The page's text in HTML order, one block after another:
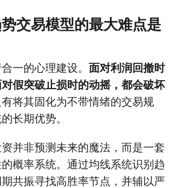
交易模型的最大难点是
一的心理建设。 面对利润回撤时
假突破止损时的动摇，都会破坏
有将其固化为不带情绪的交易规
长期优势。
并非预测未来的魔法，而是一套
概率系统。通过均线系统识别趋
共振寻找高胜率节点，并辅以严